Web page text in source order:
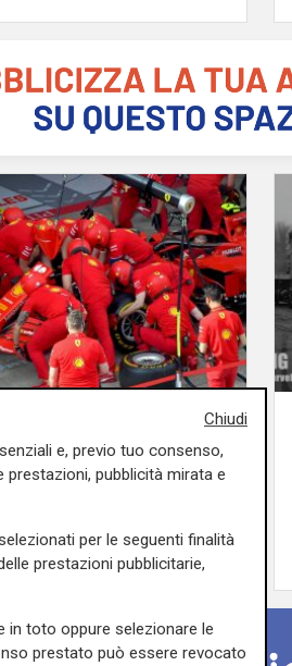
Scrivia alla Ferrari:
Force fornirà i
meccanici
di Redazione
Chiudi
e, previo tuo consenso,
prestazioni, pubblicità mirata e
per le seguenti finalità
prestazioni pubblicitarie,
toto oppure selezionare le
prestato può essere revocato